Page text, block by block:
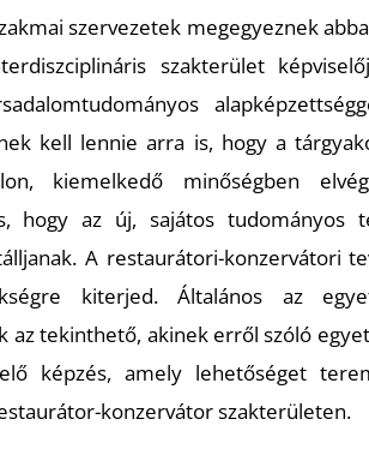
szervezetek megegyeznek
szakterület
kell lennie arra is, hogy a
kiemelkedő minőségben
hogy az új, sajátos tudományos
A restaurátori-konzervátori
kiterjed. Általános az
az tekinthető, akinek erről szóló
képzés, amely lehetőséget
konzervátor szakterületen.